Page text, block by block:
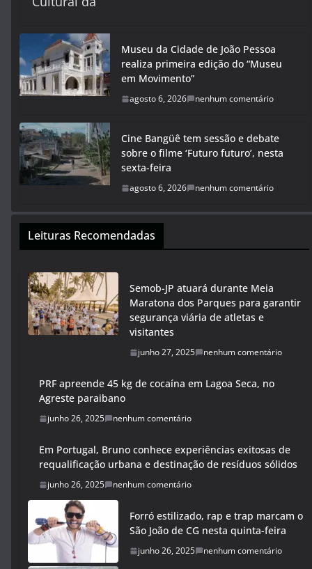
Museu da Cidade de João Pessoa
realiza primeira edição do “Museu
em Movimento”
agosto 6, 2026 nenhum comentário
Cine Bangüê tem sessão e debate
sobre o filme ‘Futuro futuro’, nesta
sexta-feira
agosto 6, 2026 nenhum comentário
Leituras Recomendadas
Semob-JP atuará durante Meia
Maratona dos Parques para garantir
segurança viária de atletas e
visitantes
junho 27, 2025 nenhum comentário
PRF apreende 45 kg de cocaína em Lagoa Seca, no
Agreste paraibano
junho 26, 2025 nenhum comentário
Em Portugal, Bruno conhece experiências exitosas de
requalificação urbana e destinação de resíduos sólidos
junho 26, 2025 nenhum comentário
Forró estilizado, rap e trap marcam o
São João de CG nesta quinta-feira
junho 26, 2025 nenhum comentário